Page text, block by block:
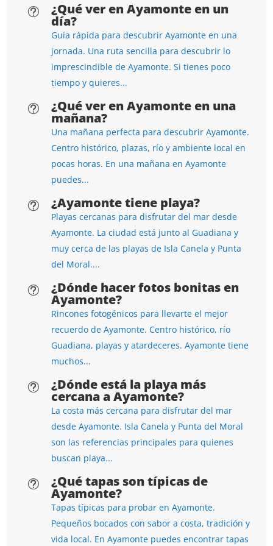
t ¿Qué ver en Ayamonte en un
día?
Guía rápida para descubrir Ayamonte en una
jornada. Una ruta sencilla para descubrir lo
imprescindible de Ayamonte. Si tienes poco
tiempo y quieres...
t ¿Qué ver en Ayamonte en una
mañana?
Una mañana perfecta para descubrir Ayamonte.
Centro histórico, plazas, río y ambiente local en
pocas horas. En una mañana en Ayamonte
puedes...
t ¿Ayamonte tiene playa?
Playas cercanas para disfrutar del mar desde
Ayamonte. La ciudad está junto al Guadiana y
muy cerca de las playas de Isla Canela y Punta
del Moral....
t ¿Dónde hacer fotos bonitas en
Ayamonte?
Rincones fotogénicos para llevarte el mejor
recuerdo de Ayamonte. Centro histórico, río
Guadiana, playas y atardeceres. Ayamonte tiene
muchos...
t ¿Dónde está la playa más
cercana a Ayamonte?
La costa más cercana para disfrutar del mar
desde Ayamonte. Isla Canela y Punta del Moral
son las referencias principales para quienes
buscan playa...
t ¿Qué tapas son típicas de
Ayamonte?
Tapas típicas para probar en Ayamonte.
Pequeños bocados con sabor a costa, tradición y
vida local. En Ayamonte puedes encontrar tapas